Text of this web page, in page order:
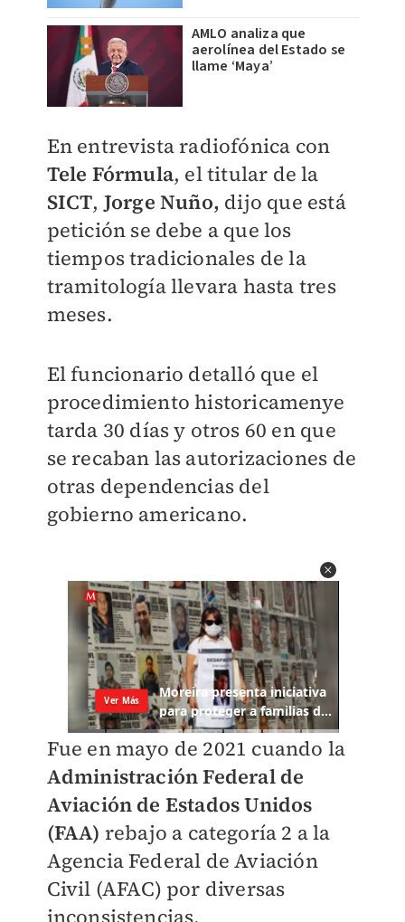
AMLO analiza que
aerolínea del Estado se
llame ‘Maya’
En entrevista radiofónica con
Tele Fórmula, el titular de la
SICT, Jorge Nuño, dijo que está
petición se debe a que los
tiempos tradicionales de la
tramitología llevara hasta tres
meses.
El funcionario detalló que el
procedimiento historicamenye
tarda 30 días y otros 60 en que
se recaban las autorizaciones de
otras dependencias del
gobierno americano.
Fue en mayo de 2021 cuando la
Administración Federal de
Aviación de Estados Unidos
(FAA) rebajo a categoría 2 a la
Agencia Federal de Aviación
Civil (AFAC) por diversas